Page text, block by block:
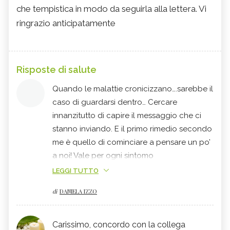
che tempistica in modo da seguirla alla lettera. Vi
ringrazio anticipatamente
Risposte di salute
Quando le malattie cronicizzano….sarebbe il
caso di guardarsi dentro… Cercare
innanzitutto di capire il messaggio che ci
stanno inviando. E il primo rimedio secondo
me è quello di cominciare a pensare un po’
a noi! Vale per ogni sintomo
ovviamente….considerandolo in rapporto ad
psichico. Sono tante ormai le tecniche a
lavoro col Reiki. Comunque la prostatite
LEGGI TUTTO
di DANIELA IZZO
Carissimo, concordo con la collega